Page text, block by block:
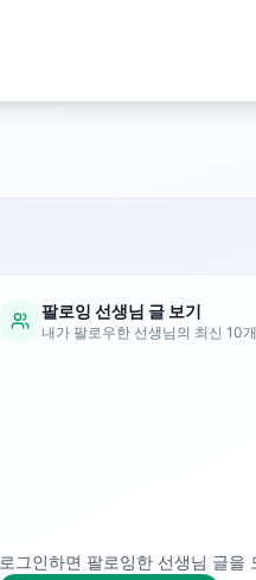
팔로잉 선생님 글 보기
내가 팔로우한 선생님의 최신 10
로그인하면 팔로잉한 선생님 글을